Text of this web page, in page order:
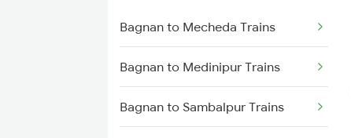
Chandrapura to Dhanbad Trains
Chandrapura to Koderma Trains
Chandrapura to Patna Trains
Bagnan to Mecheda Trains
Bagnan to Medinipur Trains
Bagnan to Sambalpur Trains